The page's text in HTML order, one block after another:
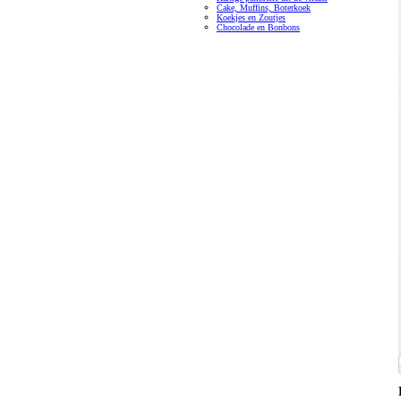
Cake, Muffins, Boterkoek
Koekjes en Zoutjes
Chocolade en Bonbons